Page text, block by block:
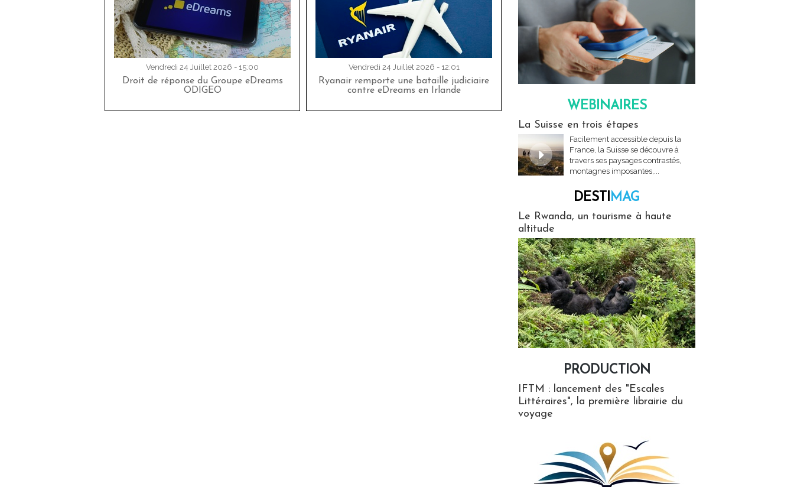
Vendredi 24 Juillet 2026 - 15:00
Droit de réponse du Groupe eDreams
ODIGEO
Vendredi 24 Juillet 2026 - 12:01
Ryanair remporte une bataille judiciaire
contre eDreams en Irlande
WEBINAIRES
La Suisse en trois étapes
Facilement accessible depuis la
France, la Suisse se découvre à
travers ses paysages contrastés,
montagnes imposantes,...
DESTIMAG
Le Rwanda, un tourisme à haute
altitude
PRODUCTION
IFTM : lancement des "Escales
Littéraires", la première librairie du
voyage